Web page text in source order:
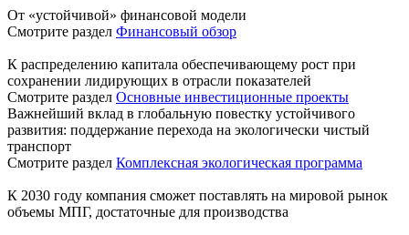
От «устойчивой» финансовой модели
Смотрите раздел Финансовый обзор
К распределению капитала обеспечивающему рост при
сохранении лидирующих в отрасли показателей
Смотрите раздел Основные инвестиционные проекты
Важнейший вклад в глобальную повестку устойчивого
развития: поддержание перехода на экологически чистый
транспорт
Смотрите раздел Комплексная экологическая программа
К 2030 году компания сможет поставлять на мировой рынок
объемы МПГ, достаточные для производства